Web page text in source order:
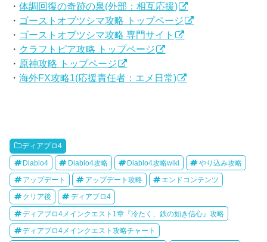
・体調回復の奇跡の泉(外部：相互応援)
・ ゴーストオブツシマ攻略 トップページ
・ ゴーストオブツシマ攻略 専門サイト
・ クラフトピア攻略 トップページ
・ 原神攻略 トップページ
・海外FX攻略1(応援責任者：エメ日常)
ディアブロ4
Diablo4 Diablo4攻略 Diablo4攻略wiki やり込み攻略
アップデート アップデート攻略 エンドコンテンツ
クリア後 ディアブロ4
ディアブロ4メインクエスト1章『冷たく、鉄の如き信心』攻略
ディアブロ4メインクエスト攻略チャート